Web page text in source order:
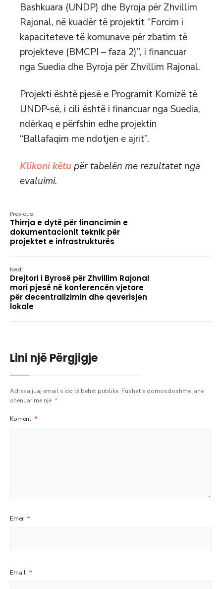
Bashkuara (UNDP) dhe Byroja për Zhvillim
Rajonal, në kuadër të projektit “Forcim i
kapaciteteve të komunave për zbatim të
projekteve (BMCPI – faza 2)”, i financuar
nga Suedia dhe Byroja për Zhvillim Rajonal.
Projekti është pjesë e Programit Kornizë të
UNDP-së, i cili është i financuar nga Suedia,
ndërkaq e përfshin edhe projektin
“Ballafaqim me ndotjen e ajrit”.
Klikoni këtu për tabelën me rezultatet nga
evaluimi.
Previous:
Thirrja e dytë për financimin e
dokumentacionit teknik për
projektet e infrastrukturës
Next:
Drejtori i Byrosë për Zhvillim Rajonal
mori pjesë në konferencën vjetore
për decentralizimin dhe qeverisjen
lokale
Lini një Përgjigje
Adresa juaj email s’do të bëhet publike. Fushat e domosdoshme janë
shënuar me një *
Koment *
Emër *
Email *